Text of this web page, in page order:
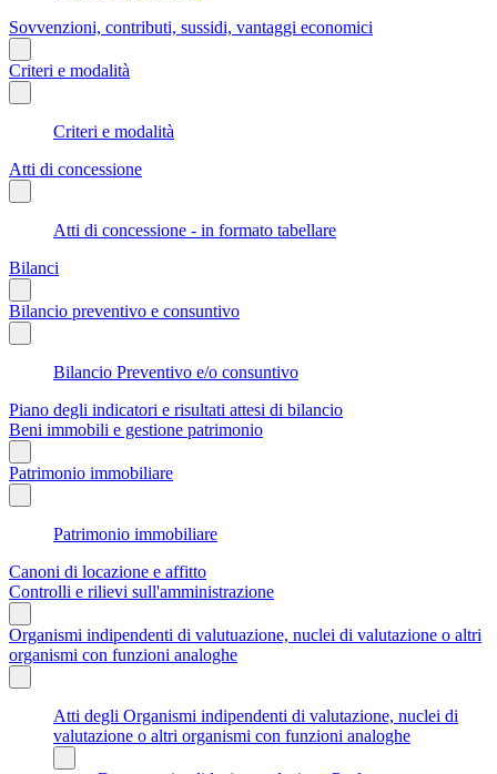
Sovvenzioni, contributi, sussidi, vantaggi economici
Criteri e modalità
Criteri e modalità
Atti di concessione
Atti di concessione - in formato tabellare
Bilanci
Bilancio preventivo e consuntivo
Bilancio Preventivo e/o consuntivo
Piano degli indicatori e risultati attesi di bilancio
Beni immobili e gestione patrimonio
Patrimonio immobiliare
Patrimonio immobiliare
Canoni di locazione e affitto
Controlli e rilievi sull'amministrazione
Organismi indipendenti di valutuazione, nuclei di valutazione o altri
organismi con funzioni analoghe
Atti degli Organismi indipendenti di valutazione, nuclei di
valutazione o altri organismi con funzioni analoghe